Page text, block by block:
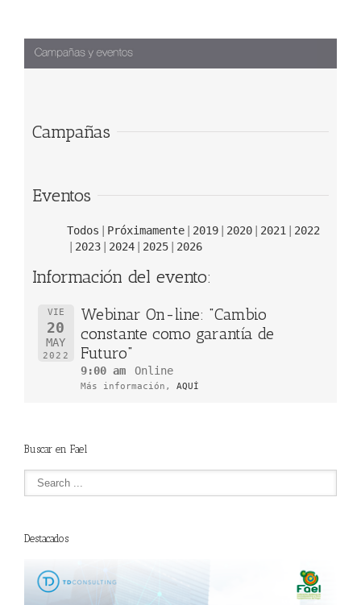
Campañas
Eventos
Todos Próximamente 2019 2020 2021
2022
2023
2024 2025 2026
Información del evento:
VIE
20
MAY
2022
Webinar On-line: "Cambio
constante como garantía de
Futuro"
9:00 am Online
Más información,AQUÍ
Buscar en Fael
Destacados